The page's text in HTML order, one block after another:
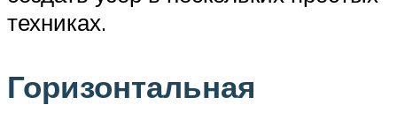
техниках.
Горизонтальная